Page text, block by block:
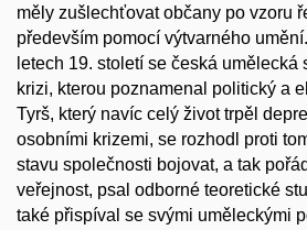
měly zušlechťovat občany po vzoru
především pomocí výtvarného
letech 19. století se česká
krizi, kterou poznamenal politický a
Tyrš, který navíc celý život trpěl
osobními krizemi, se rozhodl proti
stavu společnosti bojovat, a tak
veřejnost, psal odborné teoretické
také přispíval se svými uměleckými